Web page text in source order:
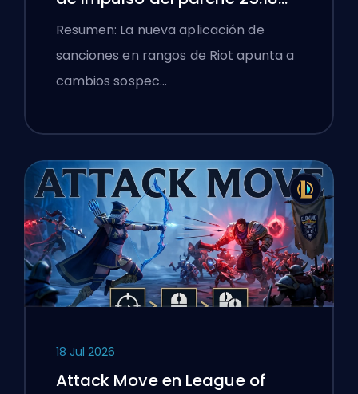
de League of Legends
Resumen: La nueva aplicación de
sanciones en rangos de Riot apunta a
cambios sospec…
18 Jul 2026
Attack Move en League of